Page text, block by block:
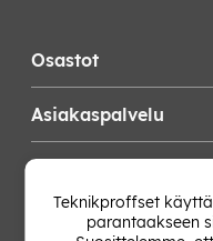
Osastot
Asiakaspalvelu
Vaihda Maa
Teknikproffset
parantaakseen